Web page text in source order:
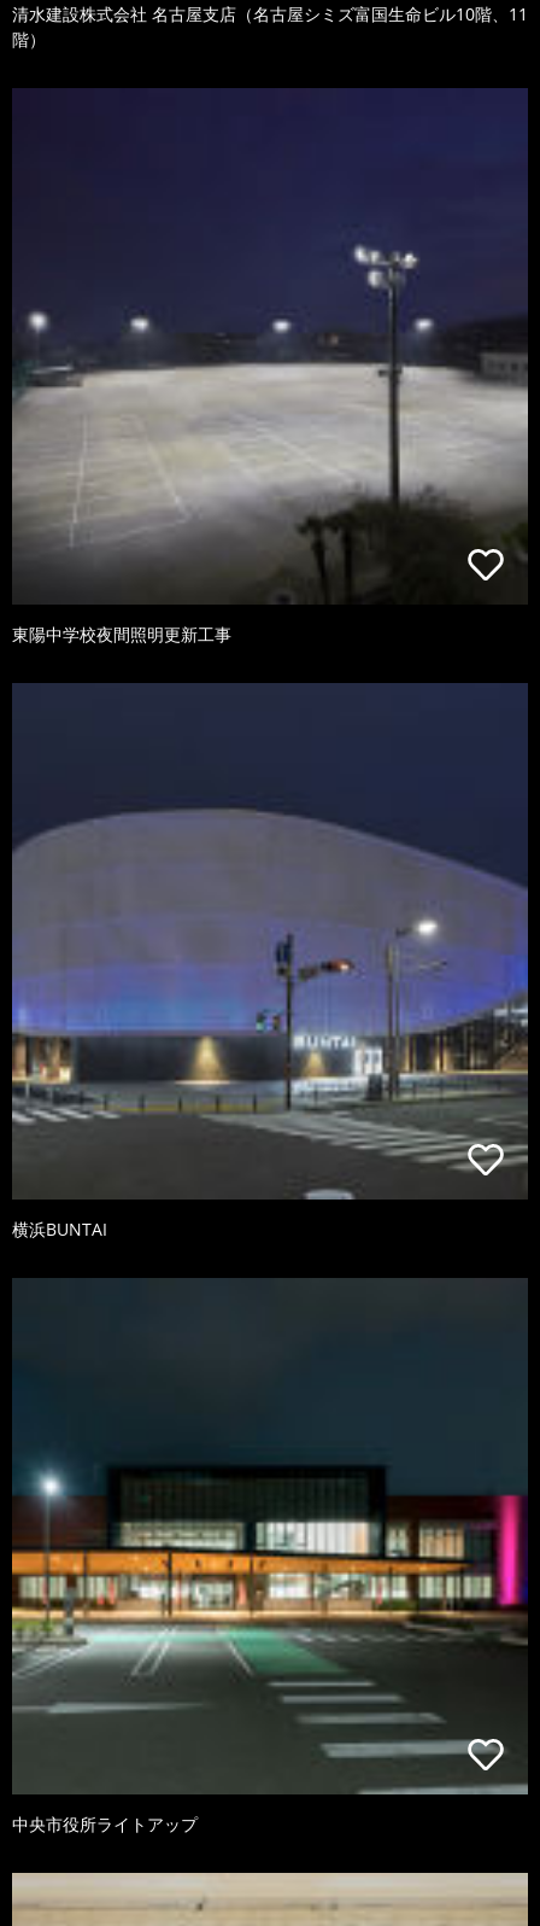
清水建設株式会社 名古屋支店（名古屋シミズ富国生命ビル10階、11
階）
東陽中学校夜間照明更新工事
横浜BUNTAI
中央市役所ライトアップ